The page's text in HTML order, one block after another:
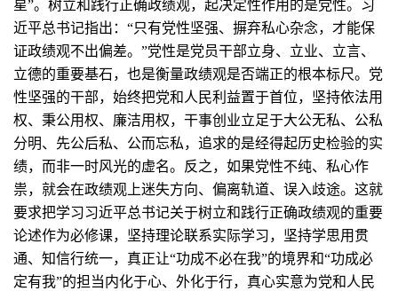
星”。树立和践行正确政绩观，起决定性作用的是党性。习
近平总书记指出：“只有党性坚强、摒弃私心杂念，才能保
证政绩观不出偏差。”党性是党员干部立身、立业、立言、
立德的重要基石，也是衡量政绩观是否端正的根本标尺。党
性坚强的干部，始终把党和人民利益置于首位，坚持依法用
权、秉公用权、廉洁用权，干事创业立足于大公无私、公私
分明、先公后私、公而忘私，追求的是经得起历史检验的实
绩，而非一时风光的虚名。反之，如果党性不纯、私心作
祟，就会在政绩观上迷失方向、偏离轨道、误入歧途。这就
要求把学习习近平总书记关于树立和践行正确政绩观的重要
论述作为必修课，坚持理论联系实际学习，坚持学思用贯
通、知信行统一，真正让“功成不必在我”的境界和“功成必
定有我”的担当内化于心、外化于行，真心实意为党和人民